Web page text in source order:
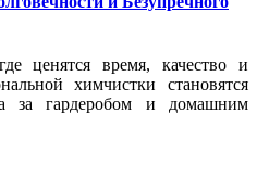
ценятся время, качество и
химчистки становятся
за гардеробом и домашним